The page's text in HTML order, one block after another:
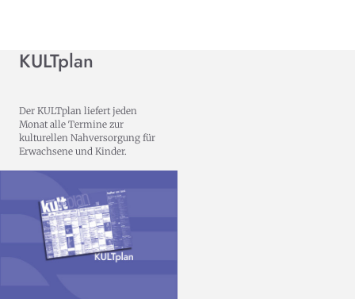
KULTplan
Der KULTplan liefert jeden
Monat alle Termine zur
kulturellen Nahversorgung für
Erwachsene und Kinder.